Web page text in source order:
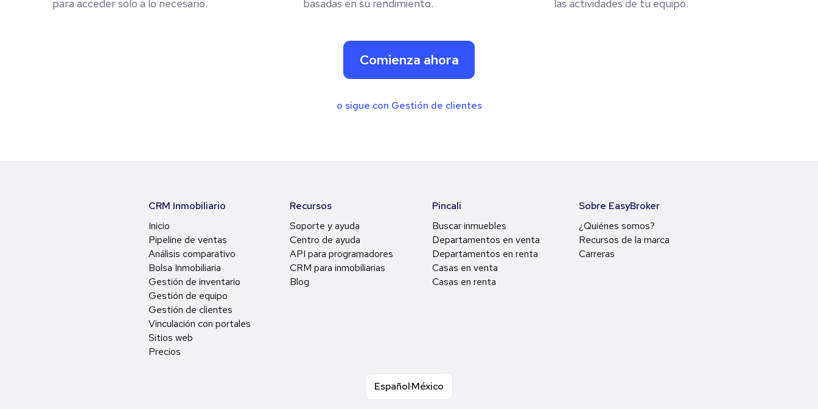
para acceder solo a lo necesario.
basadas en su rendimiento.
las actividades de tu equipo.
Comienza ahora
o sigue con Gestión de clientes
CRM Inmobiliario
Inicio
Pipeline de ventas
Análisis comparativo
Bolsa Inmobiliaria
Gestión de inventario
Gestión de equipo
Gestión de clientes
Vinculación con portales
Sitios web
Precios
Recursos
Soporte y ayuda
Centro de ayuda
API para programadores
CRM para inmobiliarias
Blog
Pincali
Buscar inmuebles
Departamentos en venta
Departamentos en renta
Casas en venta
Casas en renta
Sobre EasyBroker
¿Quiénes somos?
Recursos de la marca
Carreras
EspañolMéxico